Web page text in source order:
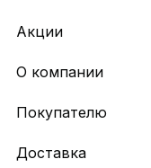
Акции
О компании
Покупателю
Доставка